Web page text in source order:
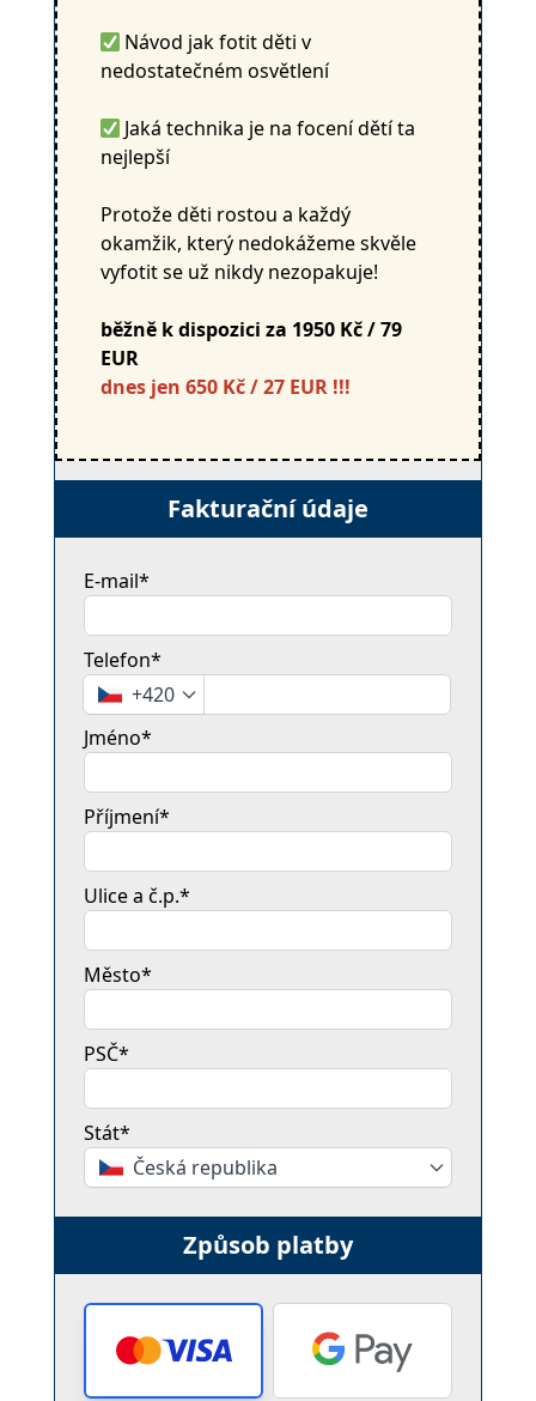
Návod jak fotit děti v
nedostatečném osvětlení
Jaká technika je na focení dětí ta
nejlepší
Protože děti rostou a každý
okamžik, který nedokážeme skvěle
vyfotit se už nikdy nezopakuje!
běžně k dispozici za 1950 Kč / 79
EUR
dnes jen 650 Kč / 27 EUR !!!
Fakturační údaje
E-mail*
Telefon*
+420
Jméno*
Příjmení*
Ulice a č.p.*
Město*
PSČ*
Stát*
Česká republika
Způsob platby